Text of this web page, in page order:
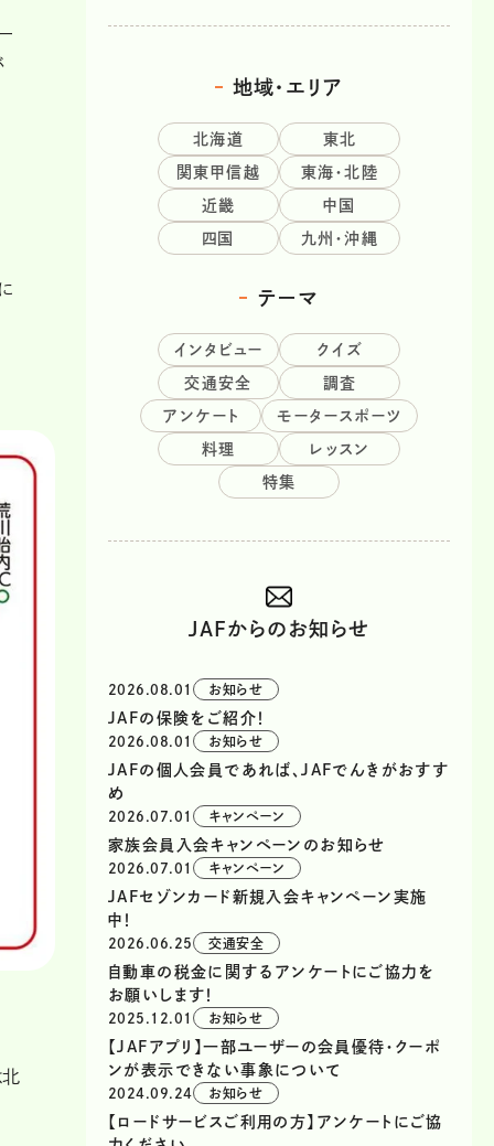
地域・エリア
北海道 東北
関東甲信越 東海・北陸
近畿 中国
四国 九州・沖縄
テーマ
インタビュー クイズ
交通安全 調査
アンケート モータースポーツ
料理 レッスン
特集
JAFからのお知らせ
2026.08.01 お知らせ
JAFの保険をご紹介！
2026.08.01 お知らせ
JAFの個人会員であれば、JAFでんきがおすす
め
2026.07.01 キャンペーン
家族会員入会キャンペーンのお知らせ
2026.07.01 キャンペーン
JAFセゾンカード新規入会キャンペーン実施
中！
2026.06.25 交通安全
自動車の税金に関するアンケートにご協力を
お願いします！
2025.12.01 お知らせ
【JAFアプリ】一部ユーザーの会員優待・クーポ
ンが表示できない事象について
2024.09.24 お知らせ
【ロードサービスご利用の方】アンケートにご協